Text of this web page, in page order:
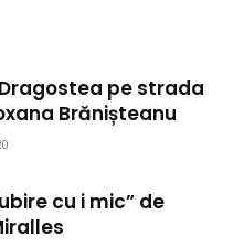
pe strada
Brănișteanu
cu i mic” de